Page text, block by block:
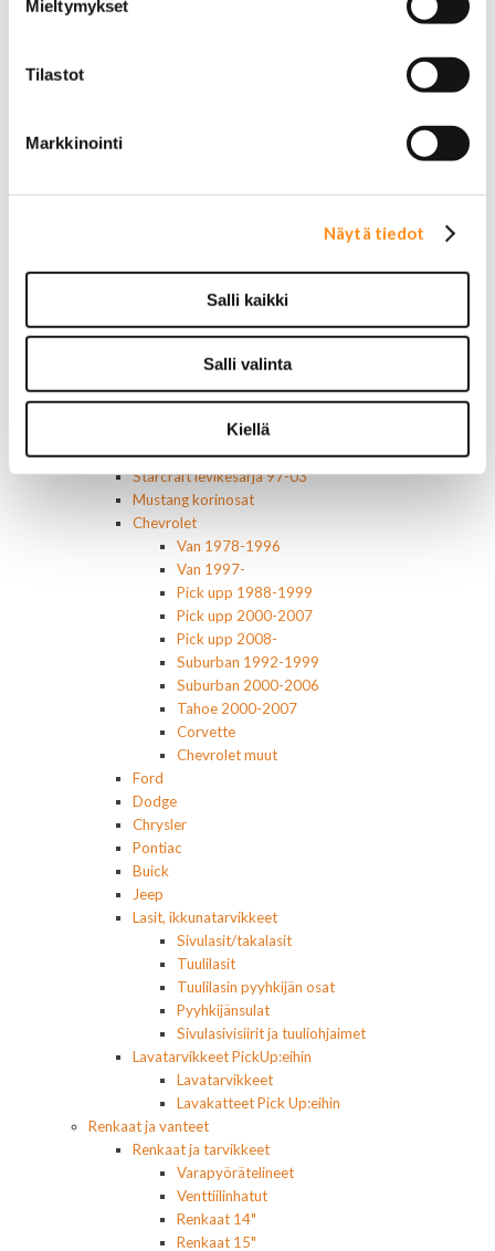
Mieltymykset
Tilastot
Markkinointi
Näytä tiedot
Salli kaikki
Salli valinta
Kiellä
Öljyt, nesteet & maalit
Moottoriöljyt
Liimat ja massat
Maalit
Omistajan käsikirjat
Muu autokirjallisuus
Korinosat
Starcraft levikesarja 97-03
Mustang korinosat
Chevrolet
Van 1978-1996
Van 1997-
Pick upp 1988-1999
Pick upp 2000-2007
Pick upp 2008-
Suburban 1992-1999
Suburban 2000-2006
Tahoe 2000-2007
Corvette
Chevrolet muut
Ford
Dodge
Chrysler
Pontiac
Buick
Jeep
Lasit, ikkunatarvikkeet
Sivulasit/takalasit
Tuulilasit
Tuulilasin pyyhkijän osat
Pyyhkijänsulat
Sivulasivisiirit ja tuuliohjaimet
Lavatarvikkeet PickUp:eihin
Lavatarvikkeet
Lavakatteet Pick Up:eihin
Renkaat ja vanteet
Renkaat ja tarvikkeet
Varapyörätelineet
Venttiilinhatut
Renkaat 14"
Renkaat 15"